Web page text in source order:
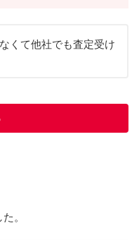
くて他社でも査定受け
。